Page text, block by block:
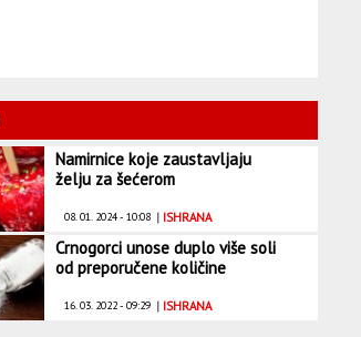
Namirnice koje zaustavljaju
želju za šećerom
08. 01. 2024 - 10:08 | ISHRANA
Crnogorci unose duplo više soli
od preporučene količine
16. 03. 2022 - 09:29 | ISHRANA